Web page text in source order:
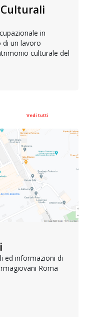
in
di un lavoro
culturale del
Vedi tutti
ed informazioni di
Roma